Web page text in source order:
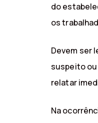
do
os
Devem ser
suspeito ou
relatar
Na